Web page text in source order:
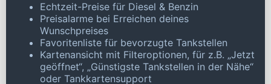
Echtzeit-Preise für Diesel & Benzin
Preisalarme bei Erreichen deines
Wunschpreises
Favoritenliste für bevorzugte Tankstellen
Kartenansicht mit Filteroptionen, für z.B. „Jetzt
geöffnet“, „Günstigste Tankstellen in der Nähe“
oder Tankkartensupport